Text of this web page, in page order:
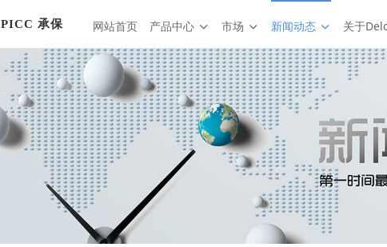
PICC 承保 网站首页 产品中心 市场 新闻动态 关于